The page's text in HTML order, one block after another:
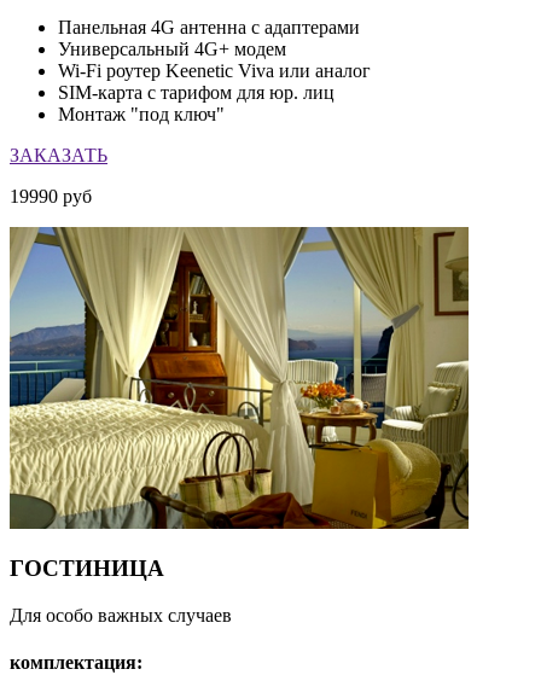
Панельная 4G антенна с адаптерами
Универсальный 4G+ модем
Wi-Fi роутер Keenetic Viva или аналог
SIM-карта с тарифом для юр. лиц
Монтаж "под ключ"
ЗАКАЗАТЬ
19990 руб
ГОСТИНИЦА
Для особо важных случаев
комплектация: